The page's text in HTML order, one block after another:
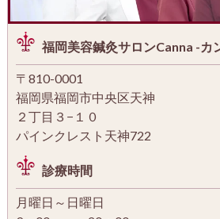
福岡美容鍼灸サロンCanna -カ
〒810-0001
福岡県福岡市中央区天神
２丁目３−１０
パインクレスト天神722
診療時間
月曜日～日曜日